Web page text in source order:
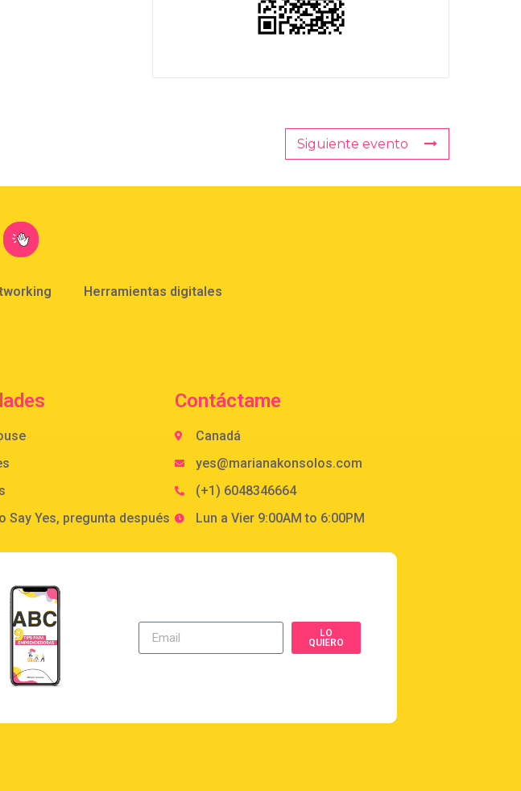
Siguiente evento
Herramientas digitales
Say Yes, pregunta después
Contáctame
Canadá
yes@marianakonsolos.com
(+1) 6048346664
Lun a Vier 9:00AM to 6:00PM
LO
QUIERO